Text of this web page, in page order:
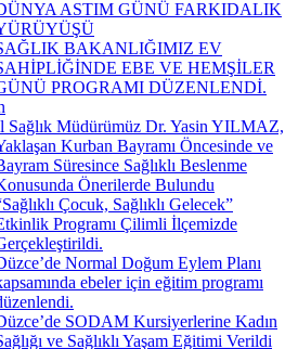
ASTIM GÜNÜ FARKIDALIK
BAKANLIĞIMIZ EV
EBE VE HEMŞİLER
PROGRAMI DÜZENLENDİ.
Sağlık Müdürümüz Dr. Yasin YILMAZ,
Kurban Bayramı Öncesinde ve
Süresince Sağlıklı Beslenme
Önerilerde Bulundu
Çocuk, Sağlıklı Gelecek”
Programı Çilimli İlçemizde
Normal Doğum Eylem Planı
ebeler için eğitim programı
SODAM Kursiyerlerine Kadın
ve Sağlıklı Yaşam Eğitimi Verildi